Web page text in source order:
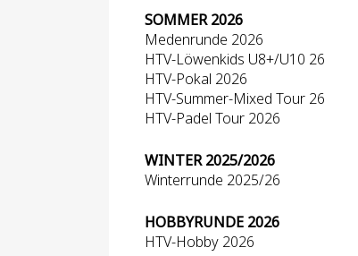
SOMMER 2026
Medenrunde 2026
HTV-Löwenkids U8+/U10 26
HTV-Pokal 2026
HTV-Summer-Mixed Tour 26
HTV-Padel Tour 2026
WINTER 2025/2026
Winterrunde 2025/26
HOBBYRUNDE 2026
HTV-Hobby 2026